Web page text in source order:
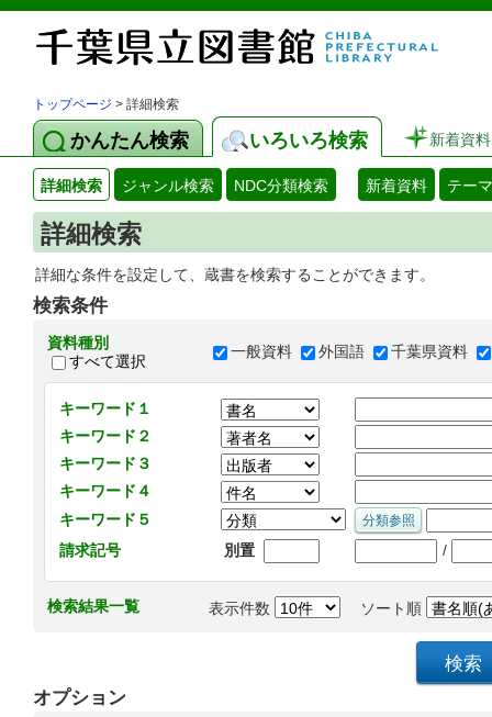
トップページ > 詳細検索
かんたん検索 いろいろ検索 新着資料
詳細検索 ジャンル検索 NDC分類検索 新着資料 テー
詳細検索
詳細な条件を設定して、蔵書を検索することができます。
検索条件
資料種別
すべて選択
一般資料 外国語 千葉県資料
キーワード１
キーワード２
キーワード３
キーワード４
キーワード５
請求記号
別置 /
検索結果一覧 表示件数 ソート順
オプション